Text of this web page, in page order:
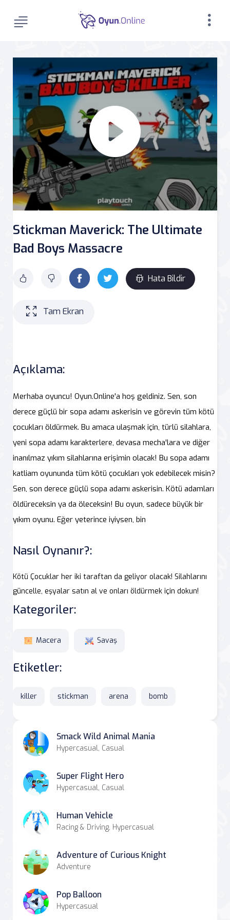
Stickman Maverick: The Ultimate
Bad Boys Massacre
Hata Bildir
Tam Ekran
Açıklama:
Merhaba oyuncu! Oyun.Online'a hoş geldiniz. Sen, son
derece güçlü bir sopa adamı askerisin ve görevin tüm kötü
çocukları öldürmek. Bu amaca ulaşmak için, türlü silahlara,
yeni sopa adamı karakterlere, devasa mecha'lara ve diğer
inanılmaz yıkım silahlarına erişimin olacak! Bu sopa adamı
katliam oyununda tüm kötü çocukları yok edebilecek misin?
Sen, son derece güçlü sopa adamı askerisin. Kötü adamları
öldüreceksin ya da öleceksin! Bu oyun, sadece büyük bir
yıkım oyunu. Eğer yeterince iyiysen, bin
Nasıl Oynanır?:
Kötü Çocuklar her iki taraftan da geliyor olacak! Silahlarını
güncelle, eşyalar satın al ve onları öldürmek için dokun!
Kategoriler:
Macera Savaş
Etiketler:
killer stickman arena bomb
Smack Wild Animal Mania
Hypercasual, Casual
Super Flight Hero
Hypercasual, Casual
Human Vehicle
Racing & Driving, Hypercasual
Adventure of Curious Knight
Adventure
Pop Balloon
Hypercasual